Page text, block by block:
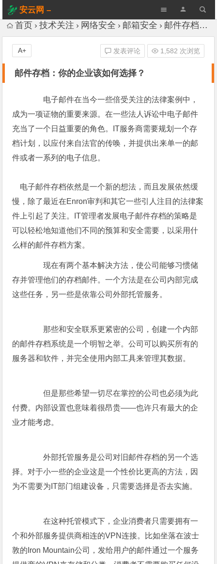
安云网 –
AnYun.ORG
首页 技术关注 网络安全 邮箱安全 邮件存档：你的企业该如何选择？
邮件存档：你的企业该如何选择？
发表评论 1,582 次浏览
A+
电子邮件在当今一些倍受关注的法律案例中，
成为一项证物的重要来源。在一些法人诉讼中电子邮件
充当了一个日益重要的角色。IT服务商需要规划一个存
档计划，以应付来自法官的传唤，并提供出来单一的邮
件或者一系列的电子信息。
电子邮件存档依然是一个新的想法，而且发展依然缓
慢，除了最近在Enron审判和其它一些引人注目的法律案
件上引起了关注。IT管理者发展电子邮件存档的策略是
可以轻松地知道他们不同的预算和安全需要，以采用什
么样的邮件存档方案。
现在有两个基本解决方法，使公司能够习惯储
存并管理他们的存档邮件。一个方法是在公司内部完成
这些任务，另一些是依靠公司外部托管服务。
那些和安全联系更紧密的公司，创建一个内部
的邮件存档系统是一个明智之举。公司可以购买所有的
服务器和软件，并完全使用内部工具来管理其数据。
但是那些希望一切尽在掌控的公司也必须为此
付费。内部设置也意味着很昂贵——也许只有最大的企
业才能考虑。
外部托管服务是公司对旧邮件存档的另一个选
择。对于小一些的企业这是一个性价比更高的方法，因
为不需要为IT部门组建设备，只需要选择是否去实施。
在这种托管模式下，企业消费者只需要拥有一
个和外部服务提供商相连的VPN连接。比如坐落在波士
敦的Iron Mountain公司，发给用户的邮件通过一个服务